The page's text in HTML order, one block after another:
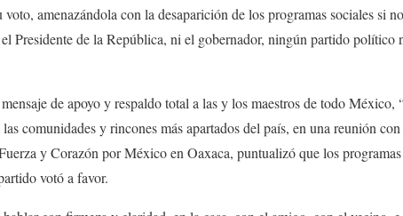
amenazándola con la desaparición de los programas sociales si
Presidente de la República, ni el gobernador, ningún partido político
de apoyo y respaldo total a las y los maestros de todo México,
comunidades y rincones más apartados del país, en una reunión
y Corazón por México en Oaxaca, puntualizó que los
votó a favor.